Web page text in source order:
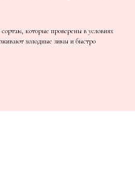
которые проверены в условиях
холодные зимы и быстро